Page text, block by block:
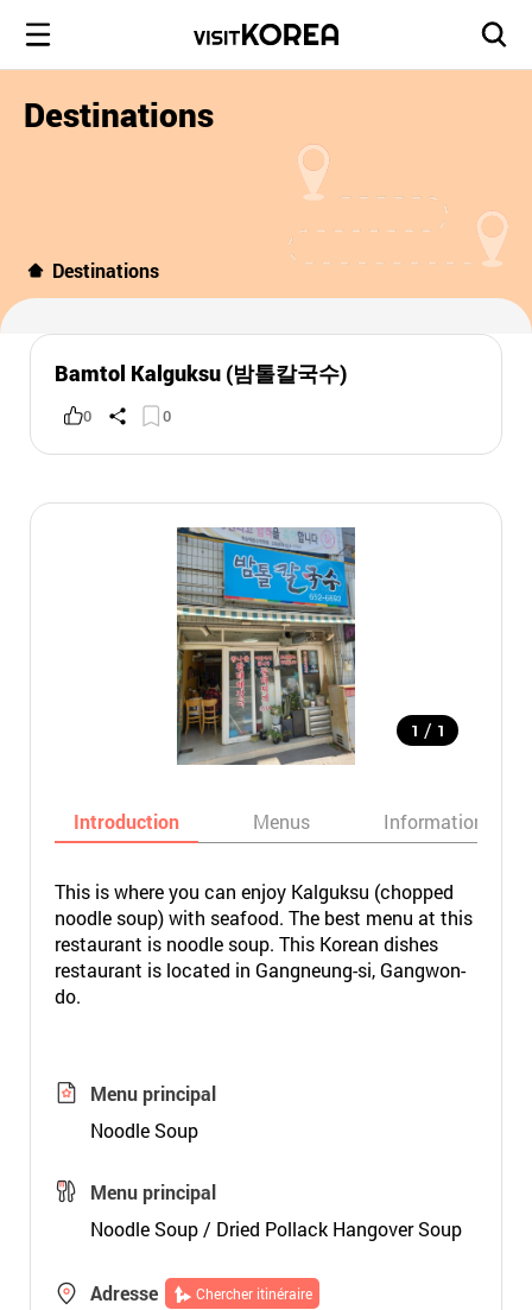
Destinations
Destinations
Bamtol Kalguksu (밤톨칼국수)
0 0
1 / 1
Introduction Menus Informations
This is where you can enjoy Kalguksu (chopped
noodle soup) with seafood. The best menu at this
restaurant is noodle soup. This Korean dishes
restaurant is located in Gangneung-si, Gangwon-
do.
Menu principal
Noodle Soup
Menu principal
Noodle Soup / Dried Pollack Hangover Soup
Adresse Chercher itinéraire